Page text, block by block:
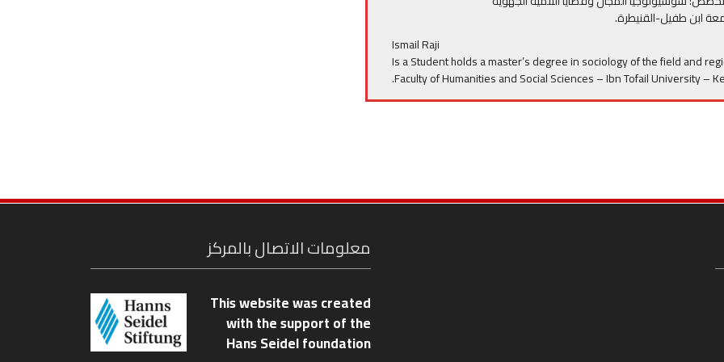
ابن طفيل-القنيطرة.
Ismail Raji
Is a Student holds a master’s degree in sociology of the field and
Faculty of Humanities and Social Sciences – Ibn Tofail University –
معلومات الاتصال بالمركز
This website was created
with the support of the
Hans Seidel foundation